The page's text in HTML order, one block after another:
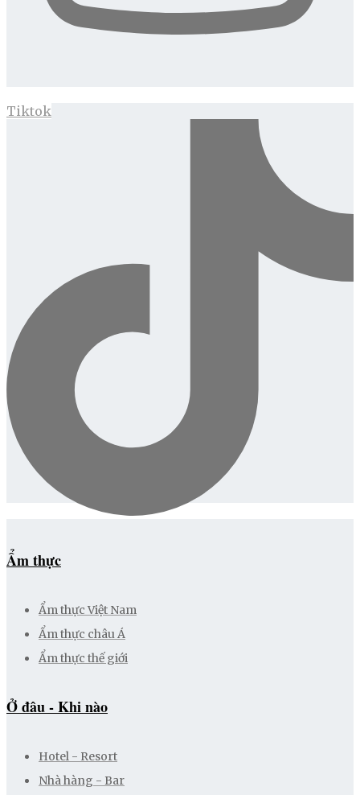
Tiktok
Ẩm thực
Ẩm thực Việt Nam
Ẩm thực châu Á
Ẩm thực thế giới
Ở đâu - Khi nào
Hotel - Resort
Nhà hàng - Bar